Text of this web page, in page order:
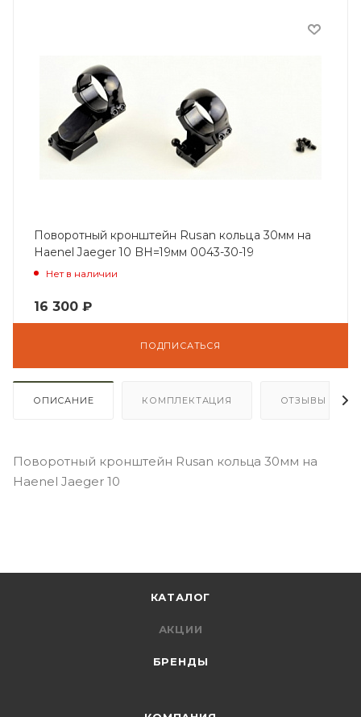
Поворотный кронштейн Rusan кольца 30мм на
Haenel Jaeger 10 BH=19мм 0043-30-19
Нет в наличии
16 300 ₽
ПОДПИСАТЬСЯ
ОПИСАНИЕ КОМПЛЕКТАЦИЯ ОТЗЫВЫ
Поворотный кронштейн Rusan кольца 30мм на
Haenel Jaeger 10
КАТАЛОГ
АКЦИИ
БРЕНДЫ